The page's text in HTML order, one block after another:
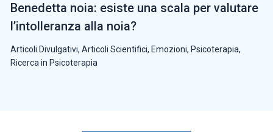
Benedetta noia: esiste una scala per valutare
l’intolleranza alla noia?
Articoli Divulgativi, Articoli Scientifici, Emozioni, Psicoterapia,
Ricerca in Psicoterapia